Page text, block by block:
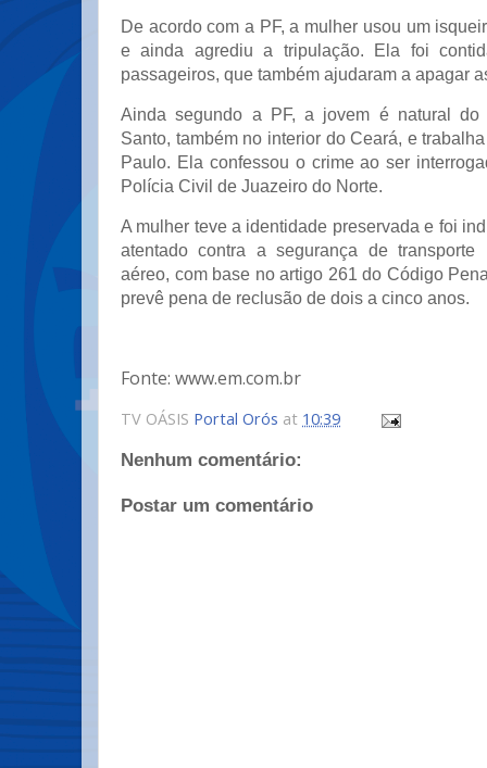
De acordo com a PF, a mulher usou um
e ainda agrediu a tripulação. Ela foi
passageiros, que também ajudaram a apagar
Ainda segundo a PF, a jovem é natural do
Santo, também no interior do Ceará, e
Paulo. Ela confessou o crime ao ser
Polícia Civil de Juazeiro do Norte.
A mulher teve a identidade preservada e foi
atentado contra a segurança de transporte
aéreo, com base no artigo 261 do Código
prevê pena de reclusão de dois a cinco anos.
Fonte: www.em.com.br
TV OÁSIS Portal Orós at 10:39
Nenhum comentário:
Postar um comentário